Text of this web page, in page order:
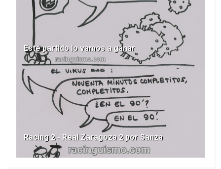
Este partido lo vamos a ganar
Racing 2 - Real Zaragoza 2 por Sanza